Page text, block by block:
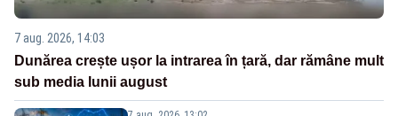
7 aug. 2026, 14:03
Dunărea crește ușor la intrarea în țară, dar rămâne mult
sub media lunii august